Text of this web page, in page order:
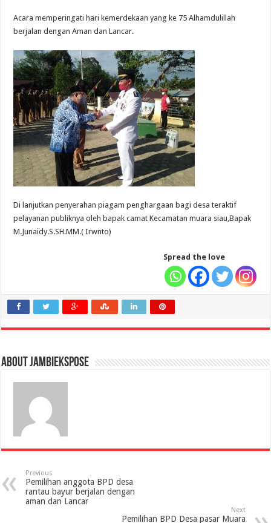
Acara memperingati hari kemerdekaan yang ke 75 Alhamdulillah
berjalan dengan Aman dan Lancar.
Di lanjutkan penyerahan piagam penghargaan bagi desa teraktif
pelayanan publiknya oleh bapak camat Kecamatan muara siau,Bapak
M.Junaidy.S.SH.MM.( Irwnto)
Spread the love
About jambiekspose
Previous
Pemilihan anggota BPD desa
rantau bayur berjalan dengan
aman dan Lancar
Next
Pemilihan BPD Desa pasar Muara